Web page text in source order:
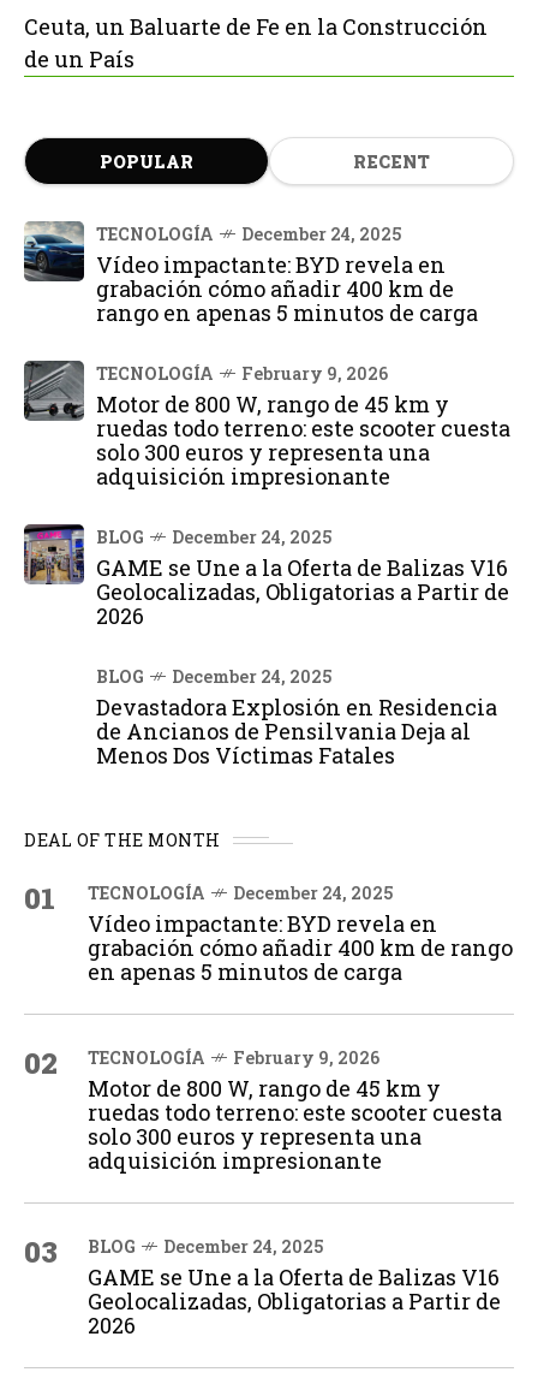
Ceuta, un Baluarte de Fe en la Construcción
de un País
POPULAR RECENT
TECNOLOGÍA December 24, 2025
Vídeo impactante: BYD revela en
grabación cómo añadir 400 km de
rango en apenas 5 minutos de carga
TECNOLOGÍA February 9, 2026
Motor de 800 W, rango de 45 km y
ruedas todo terreno: este scooter cuesta
solo 300 euros y representa una
adquisición impresionante
BLOG December 24, 2025
GAME se Une a la Oferta de Balizas V16
Geolocalizadas, Obligatorias a Partir de
2026
BLOG December 24, 2025
Devastadora Explosión en Residencia
de Ancianos de Pensilvania Deja al
Menos Dos Víctimas Fatales
DEAL OF THE MONTH
01 TECNOLOGÍA December 24, 2025
Vídeo impactante: BYD revela en
grabación cómo añadir 400 km de rango
en apenas 5 minutos de carga
02 TECNOLOGÍA February 9, 2026
Motor de 800 W, rango de 45 km y
ruedas todo terreno: este scooter cuesta
solo 300 euros y representa una
adquisición impresionante
03 BLOG December 24, 2025
GAME se Une a la Oferta de Balizas V16
Geolocalizadas, Obligatorias a Partir de
2026